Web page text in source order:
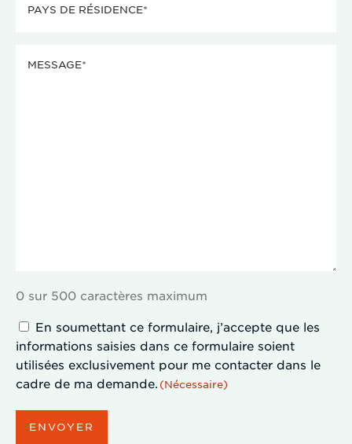
de
0 sur 500 caractères maximum
Consentement
(Nécessaire)
En soumettant ce formulaire, j’accepte que les
informations saisies dans ce formulaire soient
utilisées exclusivement pour me contacter dans le
cadre de ma demande. (Nécessaire)